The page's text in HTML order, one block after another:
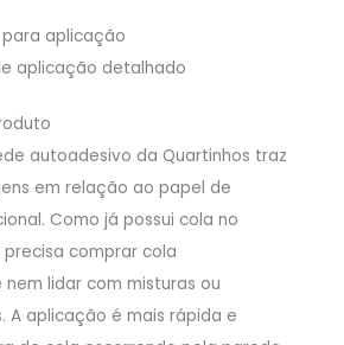
para aplicação
aplicação detalhado
autoadesivo da Quartinhos traz
em relação ao papel de
Como já possui cola no
comprar cola
lidar com misturas ou
A aplicação é mais rápida e